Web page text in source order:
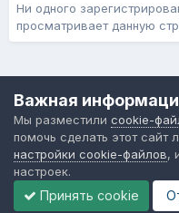
Ни одного
просматривает данную
Форум
Powered
Важная
Мы разместили cookie-
помочь сделать этот сайт
настройки cookie-файлов,
настроек.
Принять cookie